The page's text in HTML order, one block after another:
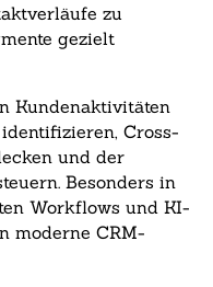
zu
gezielt
Kundenaktivitäten
Cross-
und der
Besonders in
Workflows und KI-
moderne CRM-